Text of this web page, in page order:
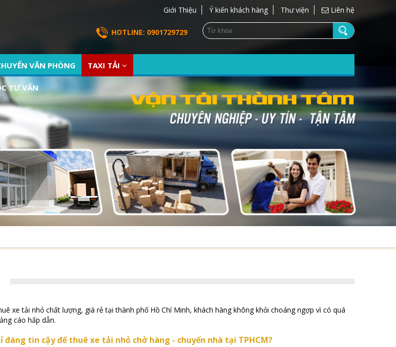
Giới Thiệu Ý kiến khách hàng Thư viện Liên hệ
HOTLINE: 0901729729
VĂN PHÒNG TAXI TẢI
TƯ VẤN
xe tải nhỏ chất lượng, giá rẻ tại thành phố Hồ Chí Minh, khách hàng không khỏi choáng ngợp vì có quá
cáo hấp dẫn.
đáng tin cậy để thuê xe tải nhỏ chở hàng - chuyển nhà tại TPHCM?